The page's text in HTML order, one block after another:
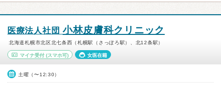
医療法人社団 小林皮膚科クリニック
北海道札幌市北区北七条西（札幌駅（さっぽろ駅）、北12条駅）
マイナ受付 (スマホ可) 女医在籍
土曜（〜12:30）